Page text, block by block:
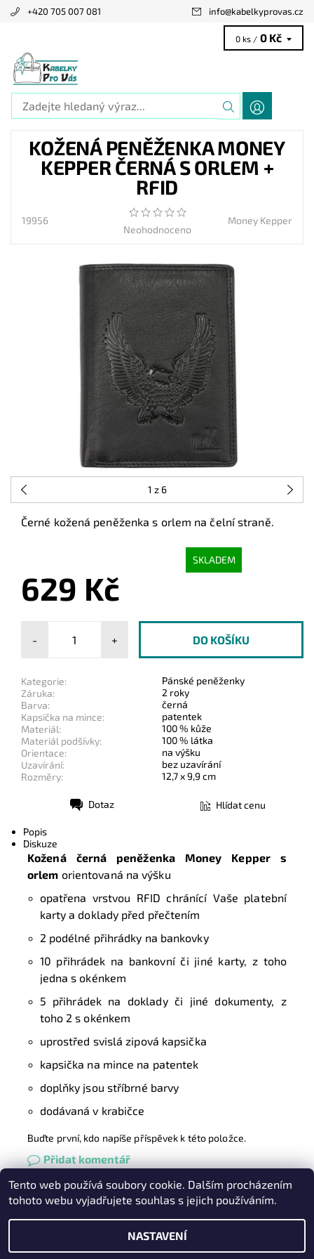
+420 705 007 081 info@kabelkyprovas.cz
0 ks / 0 Kč
KOŽENÁ PENĚŽENKA MONEY
KEPPER ČERNÁ S ORLEM +
RFID
19956
Neohodnoceno
Money Kepper
1 z 6
Černé kožená peněženka s orlem na čelní straně.
SKLADEM
629 Kč
- +
Kategorie:
Pánské peněženky
Záruka:
2 roky
Barva:
černá
Kapsička na mince:
patentek
Materiál:
100 % kůže
Materiál podšívky:
100 % látka
Orientace:
na výšku
Uzavírání:
bez uzavírání
Rozměry:
12,7 x 9,9 cm
Dotaz Hlídat cenu
Popis
Diskuze
Kožená černá peněženka Money Kepper s
orlem orientovaná na výšku
opatřena vrstvou RFIDchránící Vaše platební
karty a doklady před přečtením
2 podélné přihrádky na bankovky
10 přihrádek na bankovní či jiné karty, z toho
jedna s okénkem
5 přihrádek na doklady či jiné dokumenty, z
toho 2 s okénkem
uprostřed svislá zipová kapsička
kapsička na mince na patentek
doplňky jsou stříbrné barvy
dodávaná v krabičce
Buďte první, kdo napíše příspěvek k této položce.
Přidat komentář
Heureka.cz | Zboží.cz Oázakabelek
2026 © Kabelky pro Vás, všechna práva vyhrazena
Tento web používá soubory cookie. Dalším procházením
tohoto webu vyjadřujete souhlas s jejich používáním.
NASTAVENÍ